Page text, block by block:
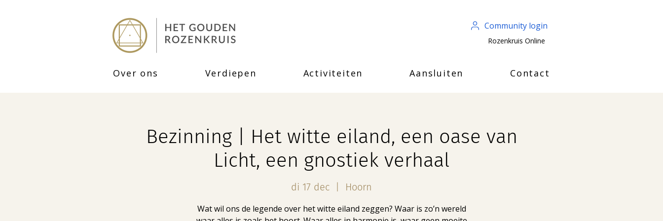
Community login
Rozenkruis Online
Over ons Verdiepen Activiteiten Aansluiten Contact
Bezinning | Het witte eiland, een oase van
Licht, een gnostiek verhaal
di 17 dec Hoorn
Wat wil ons de legende over het witte eiland zeggen? Waar is zo’n wereld